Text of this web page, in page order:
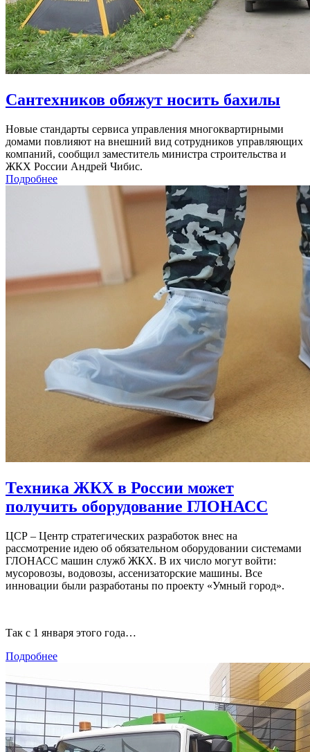
Сантехников обяжут носить бахилы
Новые стандарты сервиса управления многоквартирными
домами повлияют на внешний вид сотрудников управляющих
компаний, сообщил заместитель министра строительства и
ЖКХ России Андрей Чибис.
Подробнее
Техника ЖКХ в России может
получить оборудование ГЛОНАСС
ЦСР – Центр стратегических разработок внес на
рассмотрение идею об обязательном оборудовании системами
ГЛОНАСС машин служб ЖКХ. В их число могут войти:
мусоровозы, водовозы, ассенизаторские машины. Все
инновации были разработаны по проекту «Умный город».
Так с 1 января этого года…
Подробнее